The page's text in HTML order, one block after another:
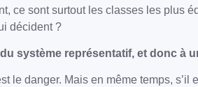
ce sont surtout les classes les plus
décident ?
système représentatif, et donc à
le danger. Mais en même temps,